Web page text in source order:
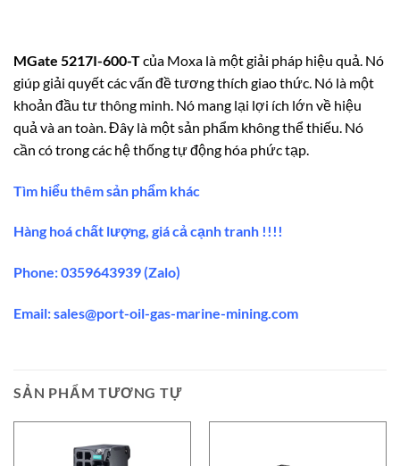
MGate 5217I-600-Tcủa Moxa là một giải pháp hiệu quả. Nó
giúp giải quyết các vấn đề tương thích giao thức. Nó là một
khoản đầu tư thông minh. Nó mang lại lợi ích lớn về hiệu
quả và an toàn. Đây là một sản phẩm không thể thiếu. Nó
cần có trong các hệ thống tự động hóa phức tạp.
Tìm hiểu thêm sản phẩm khác
Hàng hoá chất lượng, giá cả cạnh tranh !!!!
Phone: 0359643939 (Zalo)
Email:sales@port-oil-gas-marine-mining.com
SẢN PHẨM TƯƠNG TỰ